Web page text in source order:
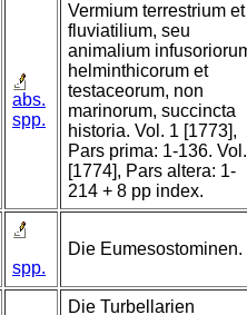
abs.
spp.
Vermium terrestrium et
fluviatilium, seu
animalium
helminthicorum et
testaceorum, non
marinorum, succincta
historia. Vol. 1 [1773],
Pars prima: 1-136.
[1774], Pars altera: 1-
214 + 8 pp index.
spp.
Die Eumesostominen.
Die Turbellarien